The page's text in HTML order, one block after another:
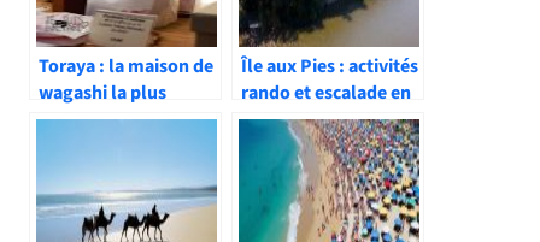
Toraya : la maison de
wagashi la plus
célèbre du Japon
Île aux Pies : activités
rando et escalade en
Bretagne